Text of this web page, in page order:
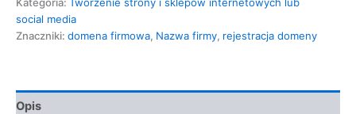
social media
Znaczniki: domena firmowa, Nazwa firmy, rejestracja domeny
Opis